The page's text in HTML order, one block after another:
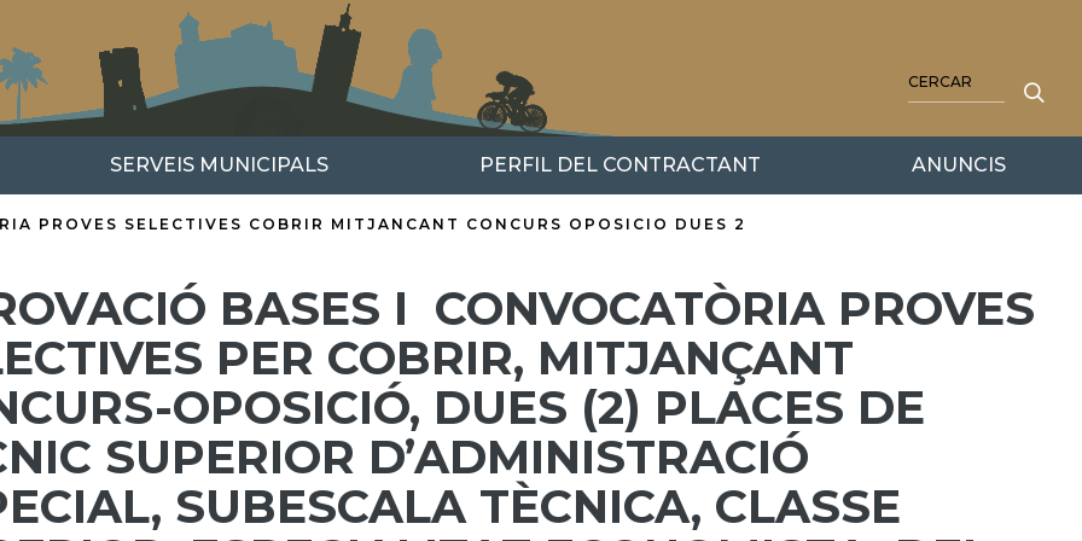
SERVEIS MUNICIPALS PERFIL DEL CONTRACTANT ANUNCIS
PROVES SELECTIVES COBRIR MITJANCANT CONCURS OPOSICIO DUES 2
BASES I CONVOCATÒRIA PROVES
PER COBRIR, MITJANÇANT
OPOSICIÓ, DUES (2) PLACES DE
SUPERIOR D’ADMINISTRACIÓ
SUBESCALA TÈCNICA, CLASSE